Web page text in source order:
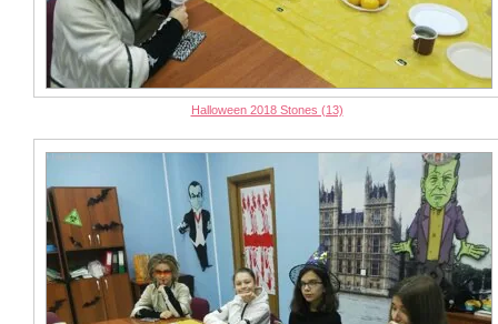
Halloween 2018 Stones (13)